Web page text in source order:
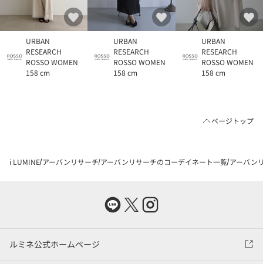
URBAN
RESEARCH
ROSSO WOMEN
158 cm
URBAN
RESEARCH
ROSSO WOMEN
158 cm
URBAN
RESEARCH
ROSSO WOMEN
158 cm
ページトップ
i LUMINE アーバンリサーチ アーバンリサーチのコーデイネート一覧 アーバン
ルミネ公式ホームページ